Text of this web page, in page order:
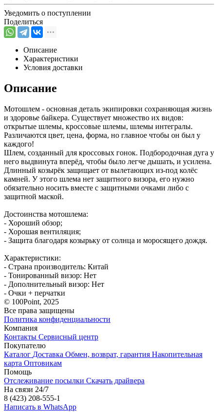
Уведомить о поступлении
Поделиться
Описание
Характеристики
Условия доставки
Описание
Мотошлем - основная деталь экипировки сохраняющая жизнь
и здоровье байкера. Существует множество их видов:
открытые шлемы, кроссовые шлемы, шлемы интегралы.
Различаются цвет, цена, форма, но главное чтобы он был у
каждого!
Шлем, созданный для кроссовых гонок. Подбородочная дуга у
него выдвинута вперёд, чтобы было легче дышать, и усилена.
Длинный козырёк защищает от вылетающих из-под колёс
камней. У этого шлема нет защитного визора, его нужно
обязательно носить вместе с защитными очками либо с
защитной маской.
Достоинства мотошлема:
- Хороший обзор;
- Хорошая вентиляция;
- Защита благодаря козырьку от солнца и моросящего дождя.
Характеристики:
- Страна производитель: Китай
- Тонированный визор: Нет
- Дополнительный визор: Нет
- Очки + перчатки
© 100Point, 2025
Все права защищены
Политика конфиденциальности
Компания
Контакты Сервисный центр
Покупателю
Каталог Доставка Обмен, возврат, гарантия Накопительная
карта Оптовикам
Помощь
Отслеживание посылки Скачать драйвера
На связи 24/7
8 (423) 208-555-1
Написать в WhatsApp